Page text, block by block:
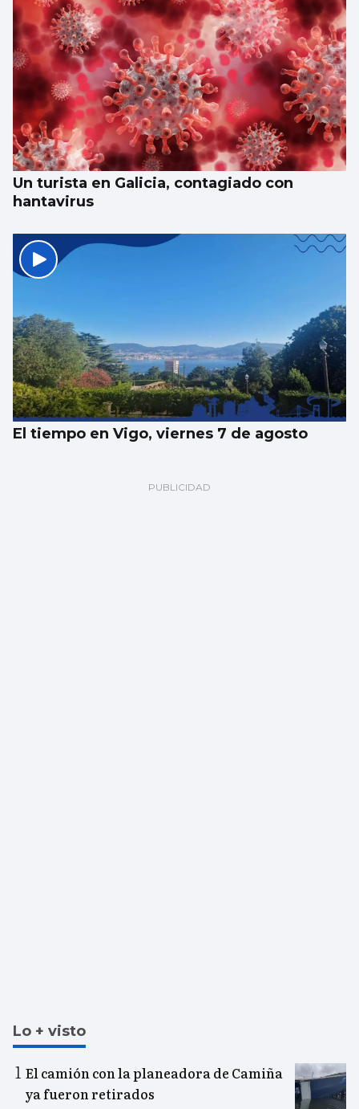
Un turista en Galicia, contagiado con
hantavirus
El tiempo en Vigo, viernes 7 de agosto
Lo + visto
El camión con la planeadora de Camiña
ya fueron retirados